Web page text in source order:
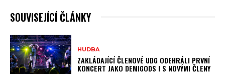
SOUVISEJÍCÍ ČLÁNKY
HUDBA
ZAKLÁDAJÍCÍ ČLENOVÉ UDG ODEHRÁLI PRVNÍ
KONCERT JAKO DEMIGODS I S NOVÝMI ČLENY